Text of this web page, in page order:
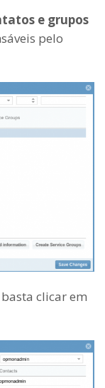
e grupos
pelo
clicar em